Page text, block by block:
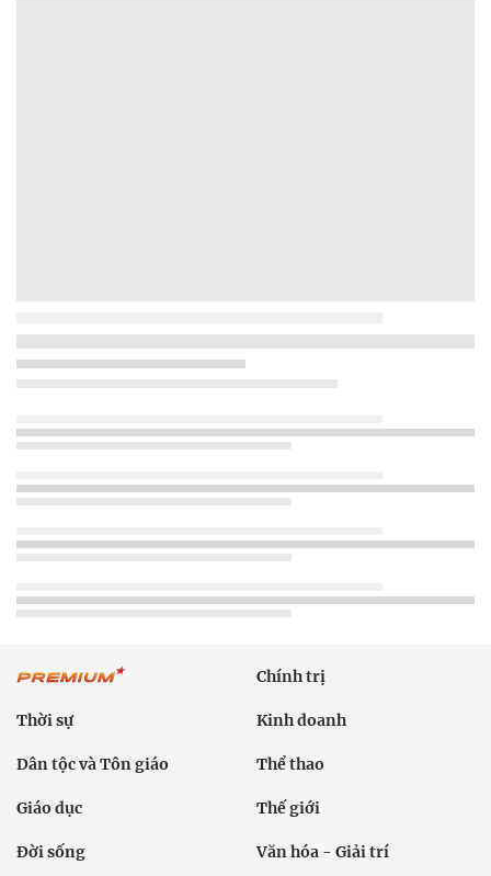
Chính trị
Thời sự Kinh doanh
Dân tộc và Tôn giáo Thể thao
Giáo dục Thế giới
Đời sống Văn hóa - Giải trí